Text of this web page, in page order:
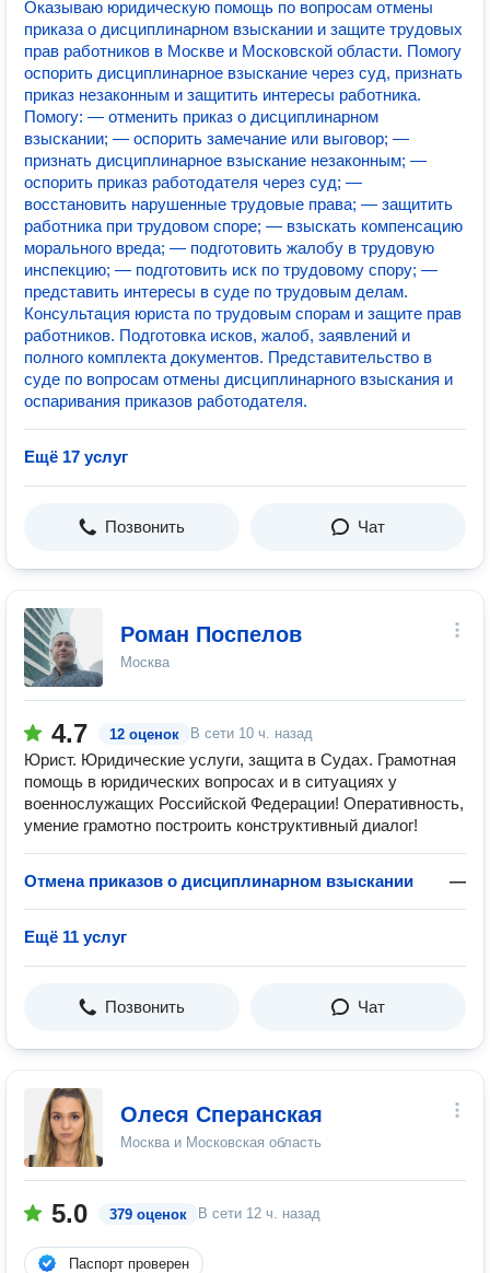
Оказываю юридическую помощь по вопросам отмены
приказа о дисциплинарном взыскании и защите трудовых
прав работников в Москве и Московской области. Помогу
оспорить дисциплинарное взыскание через суд, признать
приказ незаконным и защитить интересы работника.
Помогу: — отменить приказ о дисциплинарном
взыскании; — оспорить замечание или выговор; —
признать дисциплинарное взыскание незаконным; —
оспорить приказ работодателя через суд; —
восстановить нарушенные трудовые права; — защитить
работника при трудовом споре; — взыскать компенсацию
морального вреда; — подготовить жалобу в трудовую
инспекцию; — подготовить иск по трудовому спору; —
представить интересы в суде по трудовым делам.
Консультация юриста по трудовым спорам и защите прав
работников. Подготовка исков, жалоб, заявлений и
полного комплекта документов. Представительство в
суде по вопросам отмены дисциплинарного взыскания и
оспаривания приказов работодателя.
Ещё 17 услуг
Позвонить Чат
Роман Поспелов
Москва
4.7 12 оценок В сети 10 ч. назад
Юрист. Юридические услуги, защита в Судах. Грамотная
помощь в юридических вопросах и в ситуациях у
военнослужащих Российской Федерации! Оперативность,
умение грамотно построить конструктивный диалог!
Отмена приказов о дисциплинарном взыскании —
Ещё 11 услуг
Позвонить Чат
Олеся Сперанская
Москва и Московская область
5.0 379 оценок В сети 12 ч. назад
Паспорт проверен